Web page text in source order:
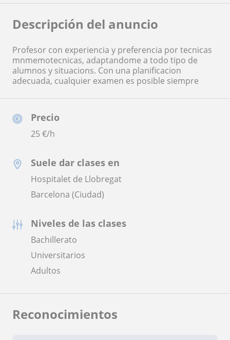
Precio
25€/h
Suele dar clases en
Hospitalet de Llobregat
Barcelona (Ciudad)
Niveles de las clases
Bachillerato
Universitarios
Adultos
Descripción del anuncio
Profesor con experiencia y preferencia por tecnicas
mnmemotecnicas, adaptandome a todo tipo de
alumnos y situacions. Con una planificacion
adecuada, cualquier examen es posible siempre
Reconocimientos